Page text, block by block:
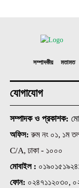
সম্পাদকীয় মতামত
যোগাযোগ
সম্পাদক ও প্রকাশক:
অফিস:রুম নং ০১, ১ম
C/A, ঢাকা - ১০০০
মোবাইল :
ফোন: ০২৪৭১১২০৩০,